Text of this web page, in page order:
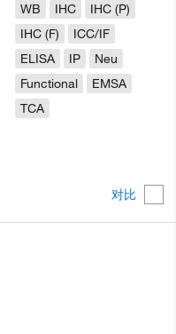
对比
WB
IHC
IHC (P)
IHC (F)
ICC/IF
ELISA
IP
Neu
Functional
EMSA
TCA